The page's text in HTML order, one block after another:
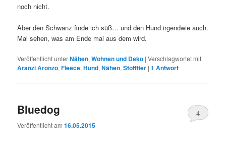
noch nicht.
Aber den Schwanz finde ich süß… und den Hund irgendwie auch.
Mal sehen, was am Ende mal aus dem wird.
Veröffentlicht unterNähen,Wohnen und Deko |Verschlagwortet mit
Aranzi Aronzo,Fleece,Hund,Nähen,Stofftier |1 Antwort
Bluedog
Veröffentlicht am16.05.2015
4